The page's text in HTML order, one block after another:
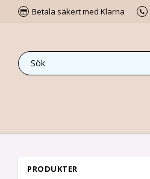
Betala säkert med Klarna
PRODUKTER